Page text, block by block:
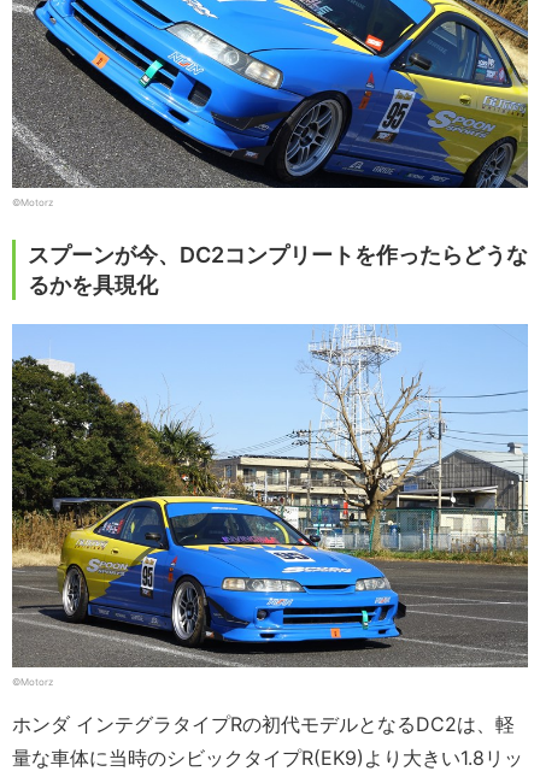
©Motorz
スプーンが今、DC2コンプリートを作ったらどうな
るかを具現化
©Motorz
ホンダ インテグラタイプRの初代モデルとなるDC2は、軽
量な車体に当時のシビックタイプR(EK9)より大きい1.8リッ